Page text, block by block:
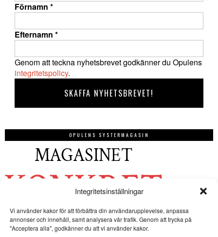
Integritetsinställningar
Vi använder kakor för att förbättra din användarupplevelse, anpassa
annonser och innehåll, samt analysera vår trafik. Genom att trycka på
"Acceptera alla", godkänner du att vi använder kakor.
Förnamn *
Efternamn *
Genom att teckna nyhetsbrevet godkänner du Opulens
integritetspolicy.
OPULENS SYSTERMAGASIN